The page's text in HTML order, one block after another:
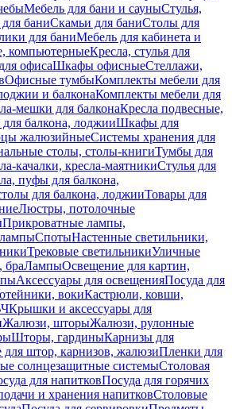
Мебель для бани и сауныСтулья,
баниСкамьи для баниСтолы для
для баниМебель для кабинета и
компьютерныеКресла, стулья для
офисаШкафы офисныеСтеллажи,
Офисные тумбыКомплекты мебели для
и балконаКомплекты мебели для
мешки для балконаКресла подвесные,
балкона, лоджииШкафы для
жалюзийныеСистемы хранения для
столы, столы-книгиТумбы для
качалки, кресла-маятникиСтулья для
пуфы для балкона,
для балкона, лоджииТовары для
Люстры, потолочные
Прикроватные лампы,
СпотыНастенные светильники,
Трековые светильникиУличные
браЛампыОсвещение для картин,
Аксессуары для освещенияПосуда для
вокиКастрюли, ковши,
Крышки и аксессуары для
Жалюзи, шторыЖалюзи, рулонные
Шторы, гардиныКарнизы для
штор, карнизов, жалюзиПленки для
солнцезащитные системыСтоловая
для напитковПосуда для горячих
и хранения напитковСтоловые